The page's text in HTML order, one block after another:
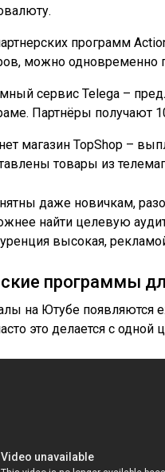
программ
можно одновременно
сервис Telega –
Партнёры получают
магазин TopShop –
товары из
даже новичкам,
найти целевую
высокая,
программы
на Ютубе появляются
это делается с одной